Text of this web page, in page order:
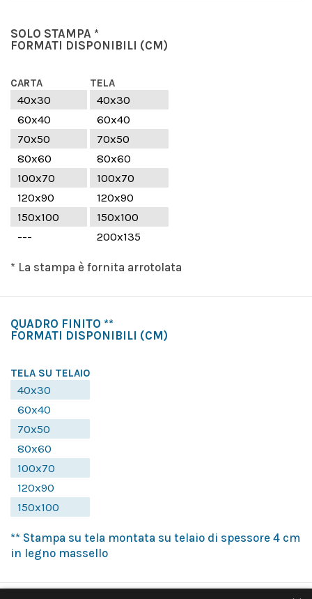
SOLO STAMPA *
FORMATI DISPONIBILI (CM)
CARTA TELA
40x30
40x30
60x40
60x40
70x50
70x50
80x60
80x60
100x70
100x70
120x90
120x90
150x100
150x100
---
200x135
* La stampa è fornita arrotolata
QUADRO FINITO **
FORMATI DISPONIBILI (CM)
TELA SU TELAIO
40x30
60x40
70x50
80x60
100x70
120x90
150x100
** Stampa su tela montata su telaio di spessore 4 cm
in legno massello